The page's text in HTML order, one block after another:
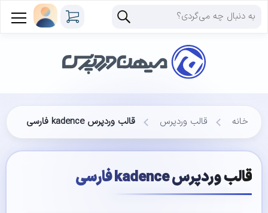
خانه قالب وردپرس قالب وردپرس kadence فارسی
قالب وردپرس kadence فارسی